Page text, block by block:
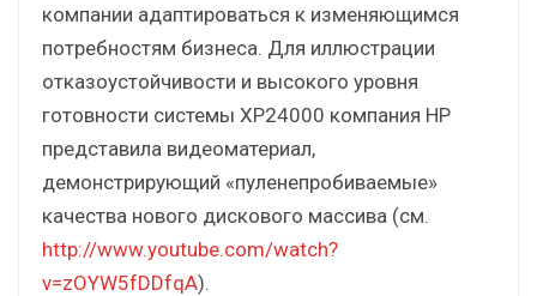
компании адаптироваться к изменяющимся
потребностям бизнеса. Для иллюстрации
отказоустойчивости и высокого уровня
готовности системы XP24000 компания HP
представила видеоматериал,
демонстрирующий «пуленепробиваемые»
качества нового дискового массива (см.
http://www.youtube.com/watch?
v=zOYW5fDDfqA).